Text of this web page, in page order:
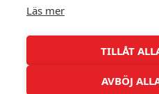
Läs mer
TILLÅT
AVBÖJ